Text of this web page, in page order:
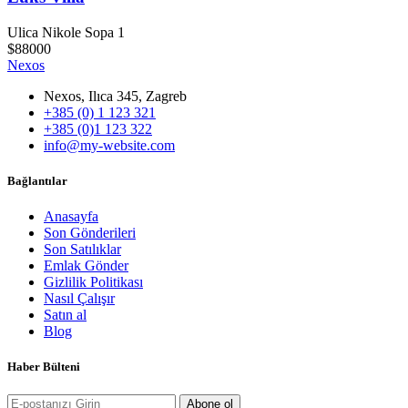
Ulica Nikole Sopa 1
$88000
Nexos
Nexos, Ilıca 345, Zagreb
+385 (0) 1 123 321
+385 (0)1 123 322
info@my-website.com
Bağlantılar
Anasayfa
Son Gönderileri
Son Satılıklar
Emlak Gönder
Gizlilik Politikası
Nasıl Çalışır
Satın al
Blog
Haber Bülteni
Abone ol